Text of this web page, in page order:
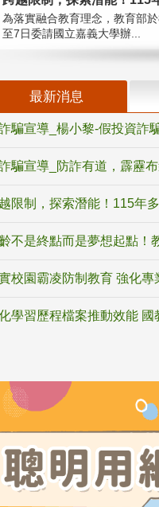
為落實融合教育理念，教育部
至7日委請國立嘉義大學辦...
最新消息
騙宣導_楊小黎-假投資詐
騙宣導_防詐有道，霹靂
限制，探索潛能！115年
不是終點而是夢想起點！
校園霸凌防制教育 強化專
學習歷程檔案推動效能